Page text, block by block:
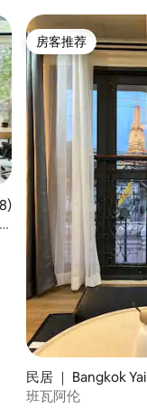
分（满分 5 分），
房客推荐
房客推荐
民居 ｜ Bangkok Yai
班瓦阿伦